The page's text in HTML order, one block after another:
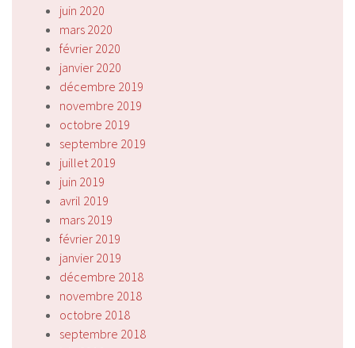
juin 2020
mars 2020
février 2020
janvier 2020
décembre 2019
novembre 2019
octobre 2019
septembre 2019
juillet 2019
juin 2019
avril 2019
mars 2019
février 2019
janvier 2019
décembre 2018
novembre 2018
octobre 2018
septembre 2018